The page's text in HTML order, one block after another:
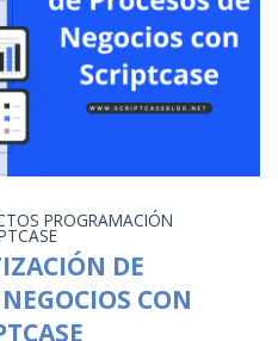
PROGRAMACIÓN
DE
CON